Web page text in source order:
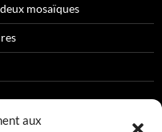
aux
mosaïques